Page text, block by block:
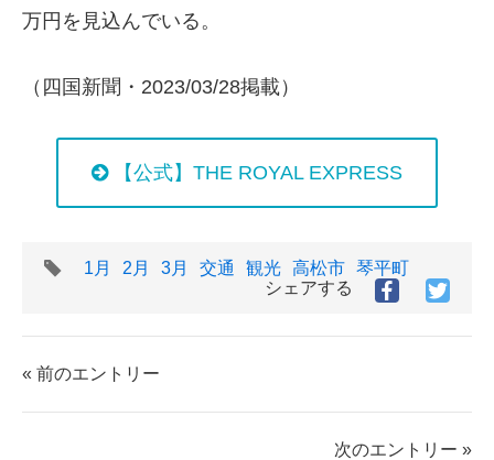
万円を見込んでいる。
（四国新聞・2023/03/28掲載）
【公式】THE ROYAL EXPRESS
タ
1月 2月 3月 交通 観光 高松市 琴平町
シェアする
Facebook
シ
す
シ
す
« 前のエントリー
次のエントリー »